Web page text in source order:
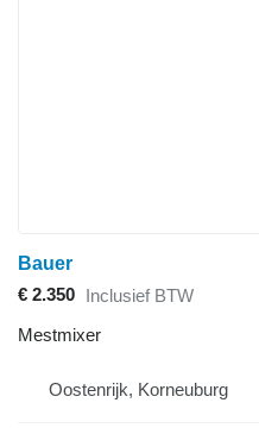
Bauer
€ 2.350 Inclusief BTW
Mestmixer
Oostenrijk, Korneuburg